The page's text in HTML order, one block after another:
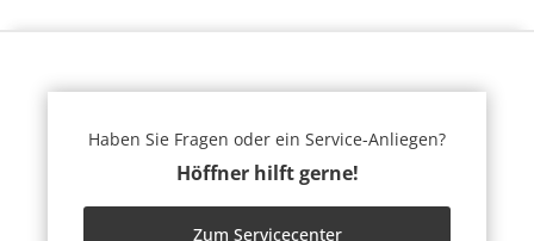
Haben Sie Fragen oder ein Service-Anliegen?
Höffner hilft gerne!
Zum Servicecenter